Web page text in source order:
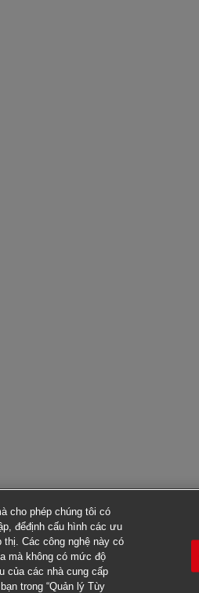
cho phép chúng tôi có
đểđịnh cấu hình các ưu
Các công nghệ này có
mà không có mức độ
của các nhà cung cấp
trong “Quản lý Tùy